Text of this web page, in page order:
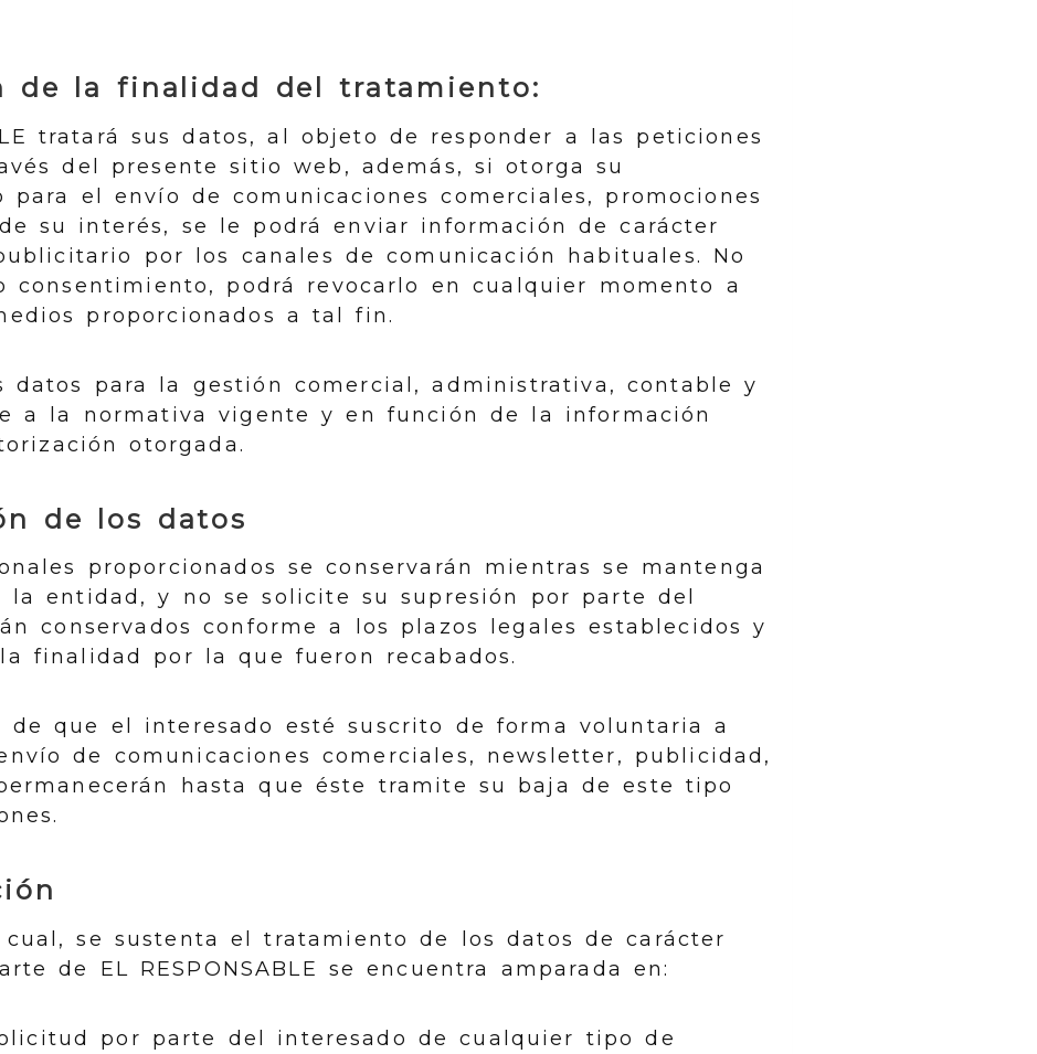
de la finalidad del tratamiento:
tratará sus datos, al objeto de responder a las peticiones
del presente sitio web, además, si otorga su
para el envío de comunicaciones comerciales, promociones
su interés, se le podrá enviar información de carácter
por los canales de comunicación habituales. No
consentimiento, podrá revocarlo en cualquier momento a
proporcionados a tal fin.
datos para la gestión comercial, administrativa, contable y
a la normativa vigente y en función de la información
otorgada.
de los datos
proporcionados se conservarán mientras se mantenga
la entidad, y no se solicite su supresión por parte del
conservados conforme a los plazos legales establecidos y
finalidad por la que fueron recabados.
de que el interesado esté suscrito de forma voluntaria a
de comunicaciones comerciales, newsletter, publicidad,
hasta que éste tramite su baja de este tipo
se sustenta el tratamiento de los datos de carácter
de EL RESPONSABLE se encuentra amparada en:
por parte del interesado de cualquier tipo de